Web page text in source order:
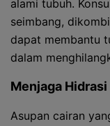
alami tubuh.
seimbang,
dapat membantu
dalam
Menjaga Hidrasi
Asupan cairan